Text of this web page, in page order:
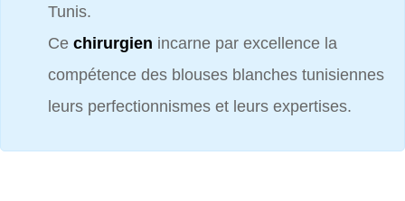
Tunis.
Ce chirurgien incarne par excellence la
compétence des blouses blanches tunisiennes
leurs perfectionnismes et leurs expertises.